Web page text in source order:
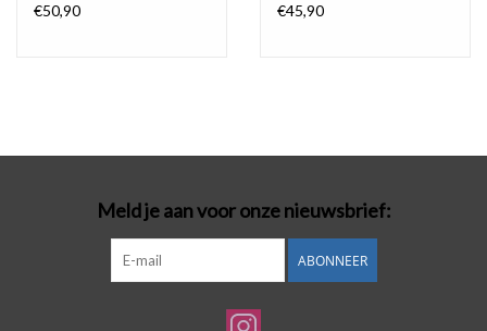
€50,90
€45,90
Meld je aan voor onze nieuwsbrief:
ABONNEER